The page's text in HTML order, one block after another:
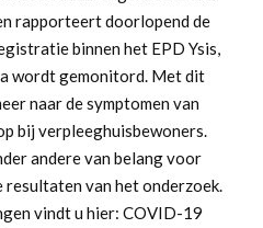
rapporteert doorlopend de
binnen het EPD Ysis,
wordt gemonitord. Met dit
naar de symptomen van
bij verpleeghuisbewoners.
andere van belang voor
van het onderzoek.
vindt u hier: COVID-19